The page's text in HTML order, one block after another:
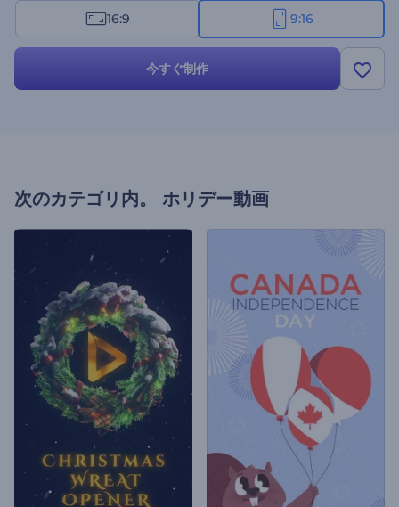
ンをアップロードまたは録音するだけです。グリーティングビデオ、ホリ
デーイベントの招待状、季節のCM、お知らせなど、様々な用途に最適で
16:9 9:16
今すぐ制作
次のカテゴリ内。 ホリデー動画